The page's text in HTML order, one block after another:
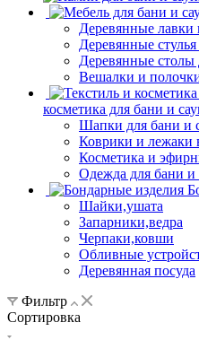
Деревянные лавки
Деревянные
Деревянные столы
Вешалки и
косметика для бани и
Шапки для бани и
Коврики и лежаки
Косметика и
Одежда для бани и
Шайки,ушата
Запарники,ведра
Черпаки,ковши
Обливные
Деревянная посуда
Фильтр
Сортировка